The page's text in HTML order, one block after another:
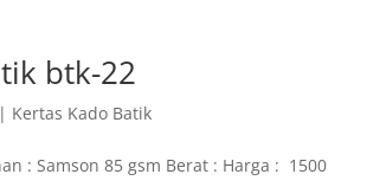
btk-22
| Kertas Kado Batik
: Samson 85 gsm Berat : Harga : 1500